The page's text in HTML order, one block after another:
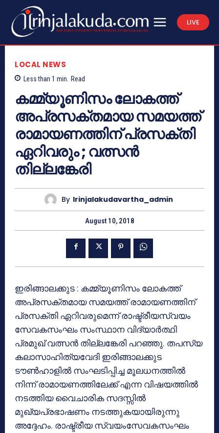
LIVE
LOCAL NEWS
Less than 1 min. Read
കമ്മ്യൂണിസം ലോകത്ത്
അപ്രസക്തമായ സമയത്ത്
രാമായണത്തിന് പ്രസക്തി
ഏറിവരും ; വത്സന്‍
തില്ലങ്കേരി
By Irinjalakudavartha_admin
August 10, 2018
ഇരിങ്ങാലക്കുട : കമ്മ്യൂണിസം ലോകത്ത്
അപ്രസക്തമായ സമയത്ത് രാമായണത്തിന്
പ്രസക്തി ഏറിവരുമെന്ന് രാഷ്ട്രീയസ്വയം
സേവകസംഘം സംസ്ഥാന വിദ്യാര്‍ത്ഥി
പ്രമുഖ് വത്സന്‍ തില്ലങ്കേരി പറഞ്ഞു. തപസ്യ
കലാസാഹിത്യവേദി ഇരിങ്ങാലക്കുട
ടൗണ്‍ഹാളില്‍ സംഘടിപ്പിച്ച മൂലധനത്തില്‍
നിന്ന് രാമായണത്തിലേക്ക് എന്ന വിഷയത്തില്‍
നടത്തിയ വൈചാരിക സദസ്സില്‍
മുഖ്യപ്രഭാഷണം നടത്തുകയായിരുന്നു
അദ്ദേഹം. രാഷ്ട്രീയ സ്വയംസേവകസംഘം